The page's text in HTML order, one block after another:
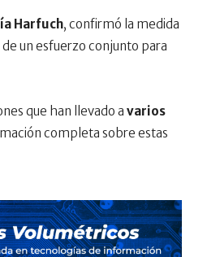
Harfuch, confirmó la medida
un esfuerzo conjunto para
que han llevado a varios
completa sobre estas